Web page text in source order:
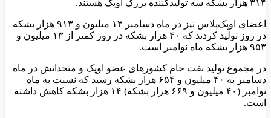
۳۱۴ هزار بشکه سه تولیدکننده بزرگ اوپک هستند.
اعضای اوپک‌پلاس نیز در ماه دسامبر ۱۳ میلیون و ۹۱۳ هزار بشکه
در روز تولید کردند که ۴۰ هزار بشکه در روز کمتر از ۱۳ میلیون و
۹۵۳ هزار بشکه ماه نوامبر است.
در مجموع تولید نفت خام کشورهای عضو اوپک‌ و متحدانش در ماه
دسامبر به ۴۰ میلیون و ۶۵۴ هزار بشکه رسید که نسبت به ماه
نوامبر (۴۰ میلیون و ۶۶۹ هزار بشکه) ۱۴ هزار بشکه‌ کاهش داشته
است.